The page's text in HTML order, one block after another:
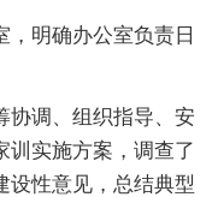
，明确办公室负责日
协调、组织指导、安
训实施方案，调查了
设性意见，总结典型